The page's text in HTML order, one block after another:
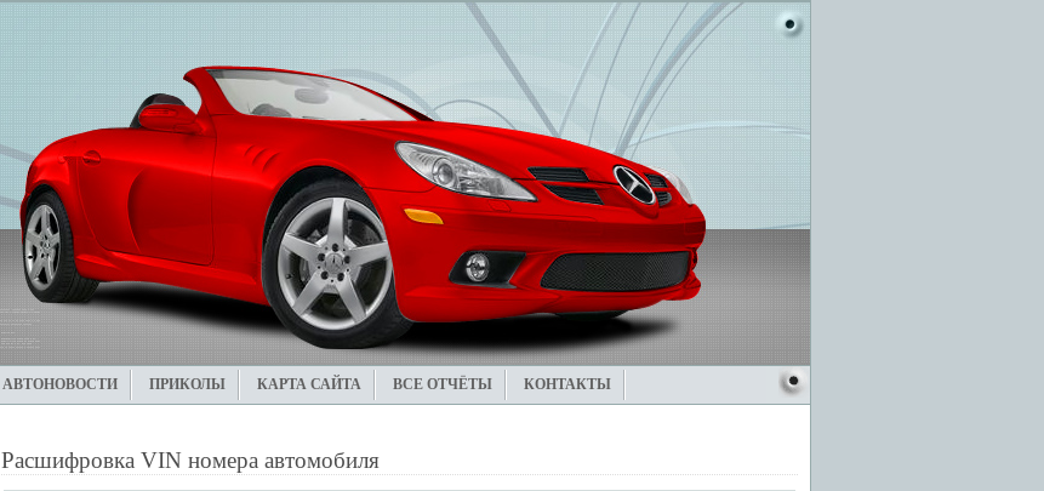
АВТОНОВОСТИ ПРИКОЛЫ КАРТА САЙТА ВСЕ ОТЧЁТЫ КОНТАКТЫ
Расшифровка VIN номера автомобиля